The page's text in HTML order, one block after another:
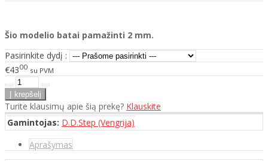
Šio modelio batai pamažinti 2 mm.
Pasirinkite dydį :
€4300 su PVM
Turite klausimų apie šią prekę? Klauskite
Gamintojas: D.D.Step (Vengrija)
Aprašymas